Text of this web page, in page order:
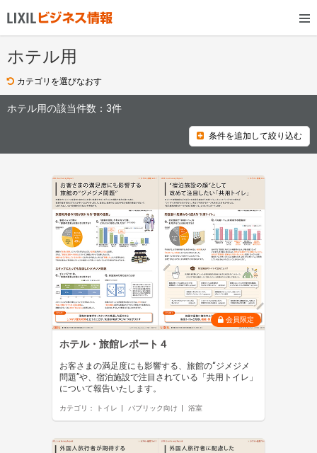
ホテル用
カテゴリを選びなおす
ホテル用の該当件数： 3件
条件を追加して絞り込む
会員限定
ホテル・旅館レポート４
お客さまの満足度にも影響する、旅館の“ジメジメ
問題”や、宿泊施設で注目されている「共用トイレ」
について報告いたします。
カテゴリ： トイレ パブリック向け 浴室